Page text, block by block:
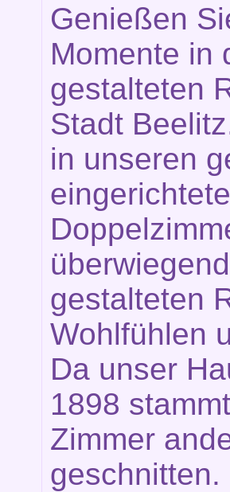
Genießen
Momente in
gestalteten
Stadt
in unseren
gestalteten
Wohlfühlen
Da unser
1898
Zimmer
geschnitten.